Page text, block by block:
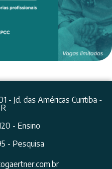
- Jd. das Américas Curitiba -
- Ensino
- Pesquisa